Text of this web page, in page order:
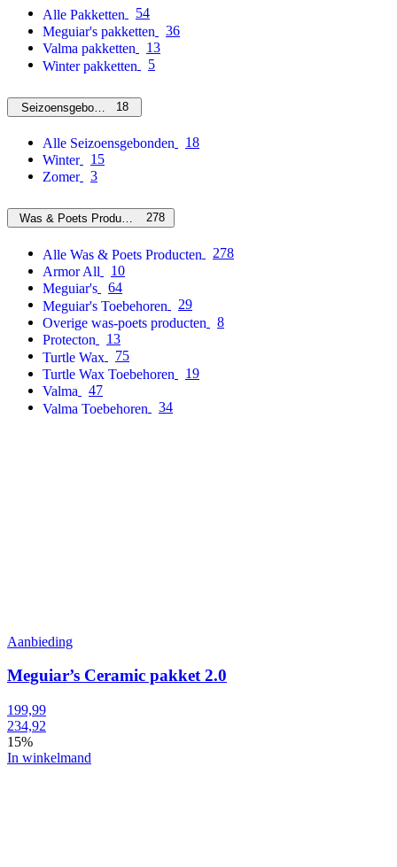
Alle Pakketten
54
Meguiar's pakketten
36
Valma pakketten
13
Winter pakketten
5
Seizoensgebonden18
Alle Seizoensgebonden
18
Winter
15
Zomer
3
Was & Poets Producten 278
Alle Was & Poets Producten
278
Armor All
10
Meguiar's
64
Meguiar's Toebehoren
29
Overige was-poets producten
8
Protecton
13
Turtle Wax
75
Turtle Wax Toebehoren
19
Valma
47
Valma Toebehoren
34
Aanbieding
Meguiar’s Ceramic pakket 2.0
199,99
234,92
15%
In winkelmand